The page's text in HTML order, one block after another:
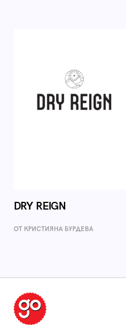
DRY REIGN
ОТ КРИСТИЯНА БУРДЕВА